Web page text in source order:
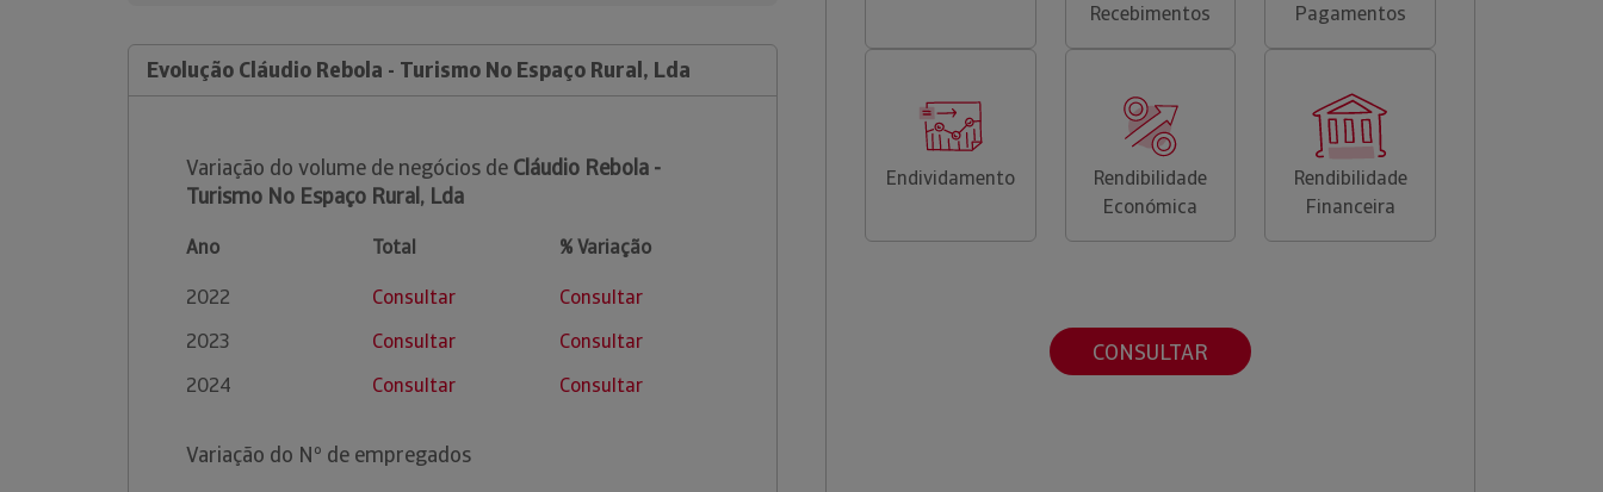
Evolução Cláudio Rebola - Turismo No Espaço Rural, Lda
Variação do volume de negócios de Cláudio Rebola -
Turismo No Espaço Rural, Lda
Ano Total
% Variação
2022
Consultar
Consultar
2023
Consultar
Consultar
2024
Consultar Consultar
Variação do Nº de empregados
Recebimentos
Pagamentos
Endividamento
Rendibilidade
Económica
Rendibilidade
Financeira
CONSULTAR